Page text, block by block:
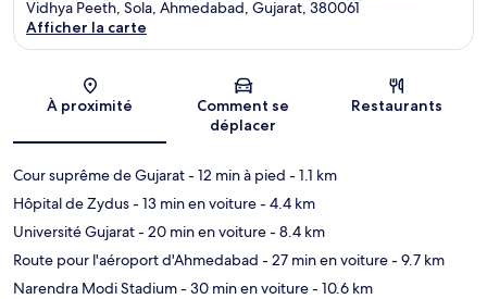
Vidhya Peeth, Sola, Ahmedabad, Gujarat, 380061
Afficher la carte
À proximité
Comment se
déplacer
Restaurants
Cour suprême de Gujarat- 12 min à pied - 1.1 km
Hôpital de Zydus- 13 min en voiture- 4.4 km
Université Gujarat- 20 min en voiture- 8.4 km
Route pour l'aéroport d'Ahmedabad - 27 min en voiture- 9.7 km
Narendra Modi Stadium- 30 min en voiture- 10.6 km